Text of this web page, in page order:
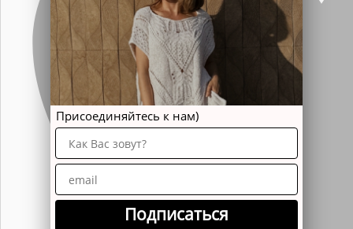
Присоединяйтесь к нам)
Подписаться